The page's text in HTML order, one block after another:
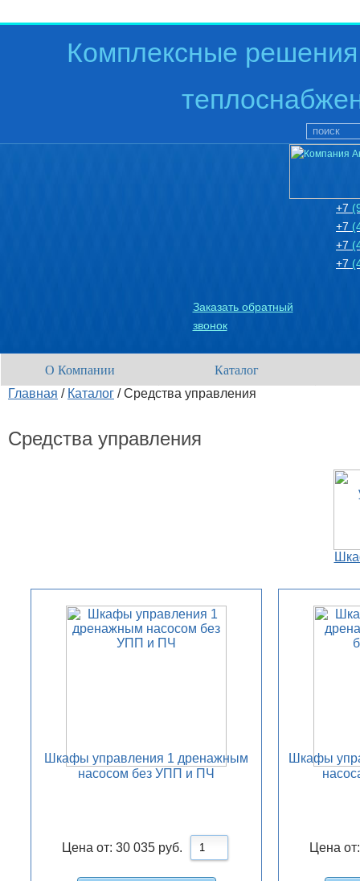
Комплексные
+7
+7
+7
+7
Заказать обратный
звонок
О Компании
Каталог
Главная / Каталог /Средства управления
Средства управления
Шкафы управления 1 дренажным
насосом без УПП и ПЧ
Цена от: 30 035 руб.
Шкафы
Цена